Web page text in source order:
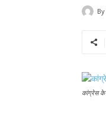
By
कांग्रेस के